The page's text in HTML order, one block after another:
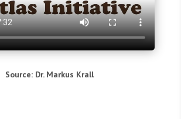
Source: Dr. Mar­kus Krall